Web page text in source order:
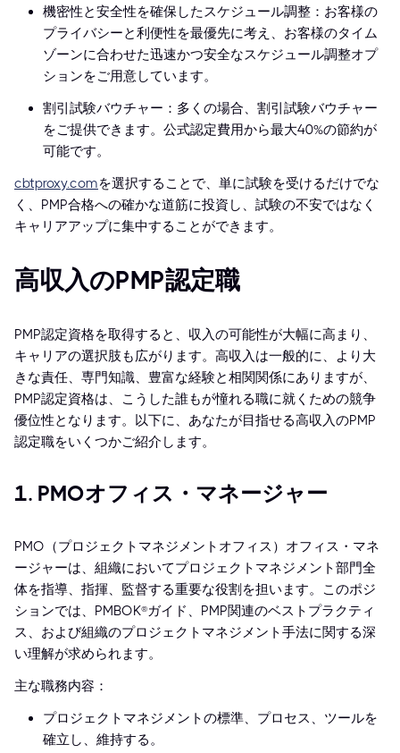
機密性と安全性を確保したスケジュール調整：お客様の
プライバシーと利便性を最優先に考え、お客様のタイム
ゾーンに合わせた迅速かつ安全なスケジュール調整オプ
ションをご用意しています。
割引試験バウチャー：多くの場合、割引試験バウチャー
をご提供できます。公式認定費用から最大40%の節約が
可能です。
cbtproxy.comを選択することで、単に試験を受けるだけでな
く、PMP合格への確かな道筋に投資し、試験の不安ではなく
キャリアアップに集中することができます。
高収入のPMP認定職
PMP認定資格を取得すると、収入の可能性が大幅に高まり、
キャリアの選択肢も広がります。高収入は一般的に、より大
きな責任、専門知識、豊富な経験と相関関係にありますが、
PMP認定資格は、こうした誰もが憧れる職に就くための競争
優位性となります。以下に、あなたが目指せる高収入のPMP
認定職をいくつかご紹介します。
1. PMOオフィス・マネージャー
PMO（プロジェクトマネジメントオフィス）オフィス・マネ
ージャーは、組織においてプロジェクトマネジメント部門全
体を指導、指揮、監督する重要な役割を担います。このポジ
ションでは、PMBOK®ガイド、PMP関連のベストプラクティ
ス、および組織のプロジェクトマネジメント手法に関する深
い理解が求められます。
主な職務内容：
プロジェクトマネジメントの標準、プロセス、ツールを
確立し、維持する。